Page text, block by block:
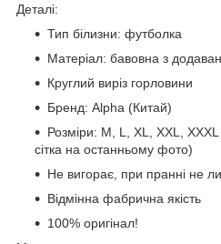
Деталі:
Тип білизни: футболка
Матеріал: бавовна з
Круглий виріз горловини
Бренд: Alpha (Китай)
Розміри: М, L, XL, XXL,
сітка на останньому фото)
Не вигорає, при пранні не
Відмінна фабрична якість
100% оригінал!